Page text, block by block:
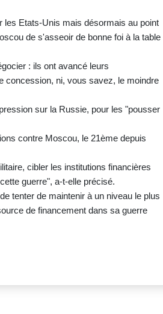
les Etats-Unis mais désormais au point
de s'asseoir de bonne foi à la table
: ils ont avancé leurs
concession, ni, vous savez, le moindre
sur la Russie, pour les "pousser
contre Moscou, le 21ème depuis
cibler les institutions financières
guerre", a-t-elle précisé.
tenter de maintenir à un niveau le plus
de financement dans sa guerre